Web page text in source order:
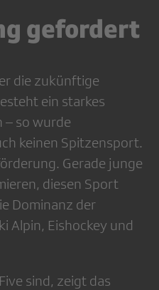
gefordert
die zukünftige
ein starkes
– so wurde
keinen Spitzensport.
Gerade junge
diesen Sport
Dominanz der
Alpin, Eishockey und
sind, zeigt das